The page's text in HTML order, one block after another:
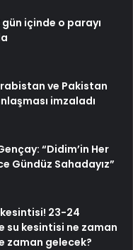
içinde o parayı
ve Pakistan
imzaladı
“Didim’in Her
Gündüz Sahadayız”
kesintisi! 23-24
su kesintisi ne zaman
zaman gelecek?